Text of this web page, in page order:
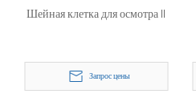
Шейная клетка для осмотра II
Запрос цены